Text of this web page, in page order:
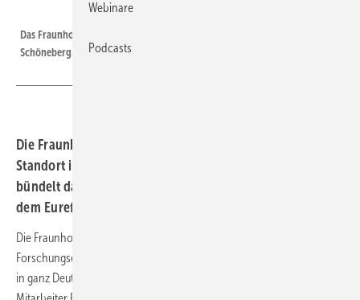
Das Fraunhofer-Schaufenster ENIQ – neu auf dem Euref-Campus in Berlin-
Schöneberg.
Die Fraunhofer Energieforschung hat einen neuen
Standort in Berlin, der dem Wissenstransfer dient: ENIQ
bündelt das Fraunhofer-Fachwissen rund um Energie auf
dem Euref-Campus.
Die Fraunhofer-Gesellschaft betreibt derzeit mehr als 80
Forschungseinrichtungen, davon 74 Institute, an über 40 Standorten
in ganz Deutschland. In davon 20 Instituten betreiben rund 2.000
Webinare
Podcasts